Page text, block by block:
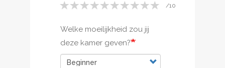
Welke moeilijkheid zou jij
deze kamer geven?